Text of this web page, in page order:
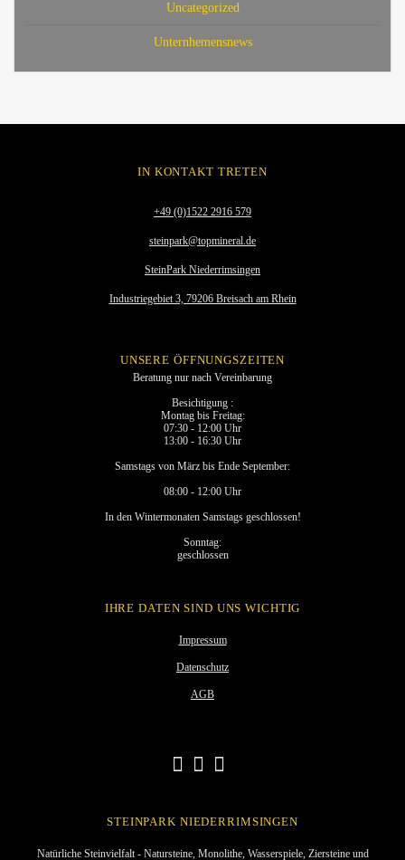
Uncategorized
Unternhemensnews
STEINPARK NIEDERRIMSINGEN
Natürliche Steinvielfalt - Natursteine, Monolithe, Wasserspiele, Ziersteine und
IN KONTAKT TRETEN
+49 (0)1522 2916 579
steinpark@topmineral.de
SteinPark Niederrimsingen
Industriegebiet 3, 79206 Breisach am Rhein
UNSERE ÖFFNUNGSZEITEN
Beratung nur nach Vereinbarung
Besichtigung :
Montag bis Freitag:
07:30 - 12:00 Uhr
13:00 - 16:30 Uhr
Samstags von März bis Ende September:
08:00 - 12:00 Uhr
In den Wintermonaten Samstags geschlossen!
Sonntag:
geschlossen
IHRE DATEN SIND UNS WICHTIG
Impressum
Datenschutz
AGB